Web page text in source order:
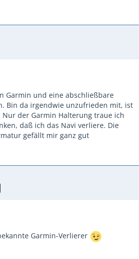
Garmin und eine abschließbare
Bin da irgendwie unzufrieden mit, ist
Nur der Garmin Halterung traue ich
daß ich das Navi verliere. Die
gefällt mir ganz gut
Garmin-Verlierer